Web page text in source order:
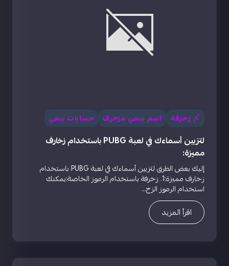
〆 زخرفة اسم ببجي مزخرف حسابات ببجي
لتزيين أسماءك في لعبة PUBG باستخدام زخارف
مميزة:
إليك بعض الطرق لتزيين أسماءك في لعبة PUBG باستخدام
زخارف مميزة:1. زخرفة باستخدام الرموز الخاصة:يمكنك
استخدام الرموز الزخ...
اقرأ المزيد